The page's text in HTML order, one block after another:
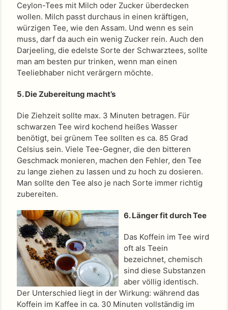
Ceylon-Tees mit Milch oder Zucker überdecken
wollen. Milch passt durchaus in einen kräftigen,
würzigen Tee, wie den Assam. Und wenn es sein
muss, darf da auch ein wenig Zucker rein. Auch den
Darjeeling, die edelste Sorte der Schwarztees, sollte
man am besten pur trinken, wenn man einen
Teeliebhaber nicht verärgern möchte.
5. Die Zubereitung macht’s
Die Ziehzeit sollte max. 3 Minuten betragen. Für
schwarzen Tee wird kochend heißes Wasser
benötigt, bei grünem Tee sollten es ca. 85 Grad
Celsius sein. Viele Tee-Gegner, die den bitteren
Geschmack monieren, machen den Fehler, den Tee
zu lange ziehen zu lassen und zu hoch zu dosieren.
Man sollte den Tee also je nach Sorte immer richtig
zubereiten.
6. Länger fit durch Tee
Das Koffein im Tee wird
oft als Teein
bezeichnet, chemisch
sind diese Substanzen
aber völlig identisch.
Der Unterschied liegt in der Wirkung: während das
Koffein im Kaffee in ca. 30 Minuten vollständig im